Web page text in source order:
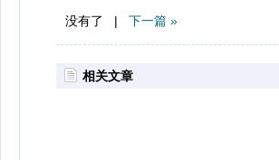
没有了 | 下一篇 »
相关文章